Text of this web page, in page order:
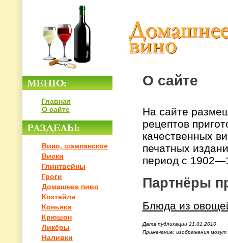
Главная
О сайте
Вино, шампанское
Виски
Глинтвейны
Гроги
Домашнее пиво
Коктейли
Коньяки
Крюшон
Ликёры
Наливки
О сайте
На сайте
рецептов
качественных
печатных
период с
Партнёры
Блюда из
Дата публикации 21.01.2010
Примечание: изображения